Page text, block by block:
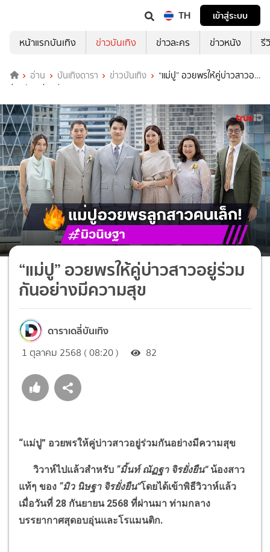
TH
เข้าสู่ระบบ
หน้าแรกบันเทิง
ข่าวบันเทิง ข่าวละคร ข่าวหนัง รี
อ่าน บันเทิงดารา ข่าวบันเทิง
“แม่ปู” อวยพรให้คู่บ่าวสาวอยู่
ร่วมกันอย่างมีความสุข
“แม่ปู” อวยพรให้คู่บ่าวสาวอยู่ร่วม
กันอย่างมีความสุข
ดาราเดลี่บันเทิง
1 ตุลาคม 2568 ( 08:20 ) 82
“แม่ปู” อวยพรให้คู่บ่าวสาวอยู่ร่วมกันอย่างมีความสุข
วิวาห์ไปแล้วสำหรับ “มิ้นท์ ณัฏฐา จิรยั่งยืน” น้องสาว
แท้ๆ ของ “มิว นิษฐา จิรยั่งยืน”โดยได้เข้าพิธีวิวาห์แล้ว
เมื่อวันที่ 28 กันยายน 2568 ที่ผ่านมา ท่ามกลาง
บรรยากาศสุดอบอุ่นและโรแมนติก.